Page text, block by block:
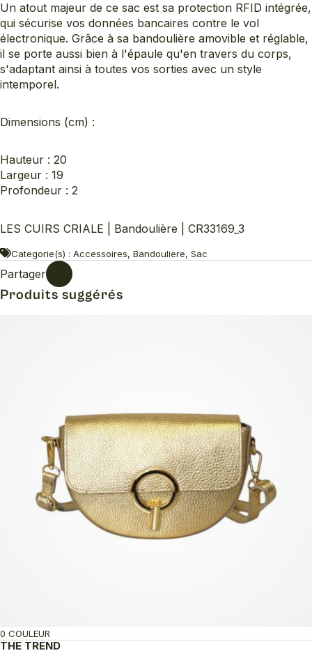
Un atout majeur de ce sac est sa protection RFID intégrée,
qui sécurise vos données bancaires contre le vol
électronique. Grâce à sa bandoulière amovible et réglable,
il se porte aussi bien à l'épaule qu'en travers du corps,
s'adaptant ainsi à toutes vos sorties avec un style
intemporel.
Dimensions (cm) :
Hauteur : 20
Largeur : 19
Profondeur : 2
LES CUIRS CRIALE | Bandoulière | CR33169_3
Categorie(s) : Accessoires, Bandouliere, Sac
Partager
Produits suggérés
THE TREND
0 COULEUR